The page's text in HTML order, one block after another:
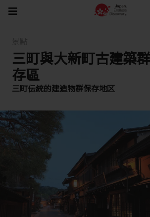
三町與大新町古建築
存區
三町伝統的建造物群保存地区